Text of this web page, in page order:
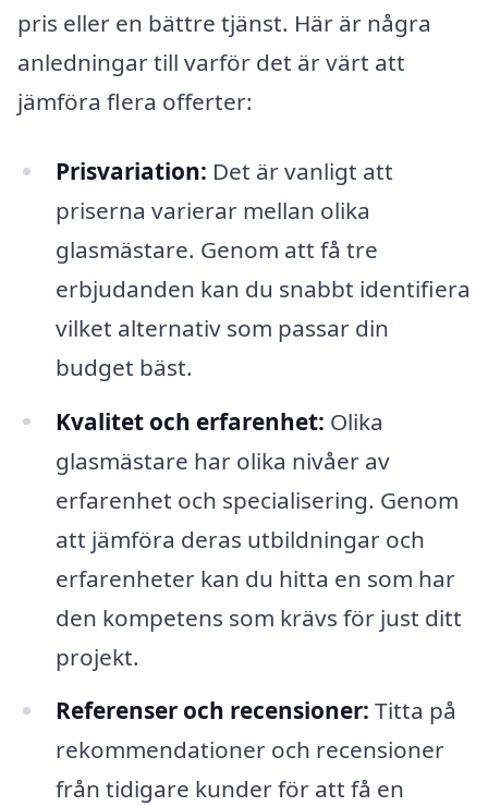
pris eller en bättre tjänst. Här är några
anledningar till varför det är värt att
jämföra flera offerter:
Prisvariation: Det är vanligt att
priserna varierar mellan olika
glasmästare. Genom att få tre
erbjudanden kan du snabbt identifiera
vilket alternativ som passar din
budget bäst.
Kvalitet och erfarenhet: Olika
glasmästare har olika nivåer av
erfarenhet och specialisering. Genom
att jämföra deras utbildningar och
erfarenheter kan du hitta en som har
den kompetens som krävs för just ditt
projekt.
Referenser och recensioner: Titta på
rekommendationer och recensioner
från tidigare kunder för att få en